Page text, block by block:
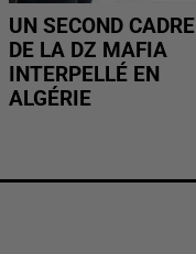
UN SECOND CADRE
DE LA DZ MAFIA
INTERPELLÉ EN
ALGÉRIE